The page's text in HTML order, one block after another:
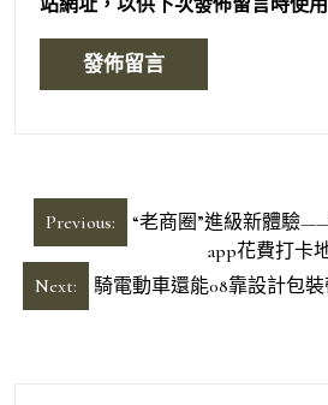
章
導
Previous:
“老商圈”進級新體驗
app花費打卡
Next:
騎電動車還能08靠設計包